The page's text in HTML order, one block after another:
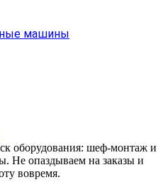
машины
оборудования: шеф-монтаж и
Не опаздываем на заказы и
вовремя.